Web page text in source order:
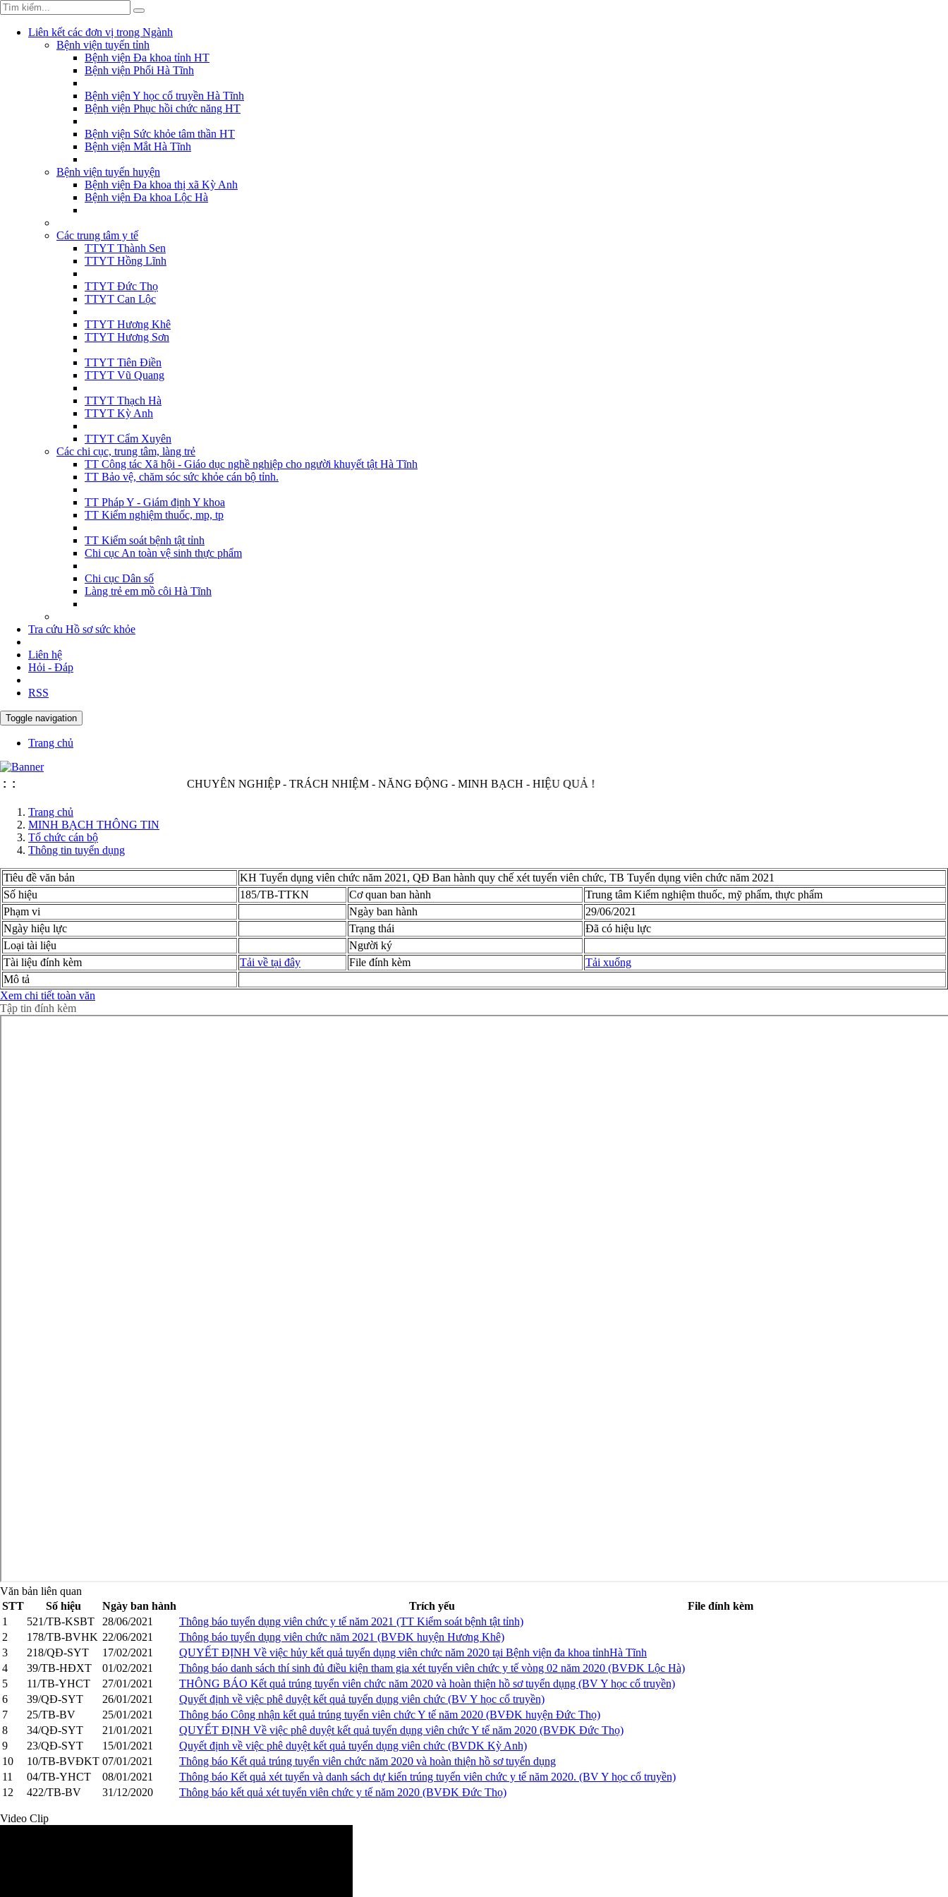
Liên kết các đơn vị trong Ngành
Bệnh viện tuyến tỉnh
Bệnh viện Đa khoa tỉnh HT
Bệnh viện Phổi Hà Tĩnh
Bệnh viện Y học cổ truyền Hà Tĩnh
Bệnh viện Phục hồi chức năng HT
Bệnh viện Sức khỏe tâm thần HT
Bệnh viện Mắt Hà Tĩnh
Bệnh viện tuyến huyện
Bệnh viện Đa khoa thị xã Kỳ Anh
Bệnh viện Đa khoa Lộc Hà
Các trung tâm y tế
TTYT Thành Sen
TTYT Hồng Lĩnh
TTYT Đức Thọ
TTYT Can Lộc
TTYT Hương Khê
TTYT Hương Sơn
TTYT Tiên Điền
TTYT Vũ Quang
TTYT Thạch Hà
TTYT Kỳ Anh
TTYT Cẩm Xuyên
Các chi cục, trung tâm, làng trẻ
TT Công tác Xã hội - Giáo dục nghề nghiệp cho người khuyết tật Hà Tĩnh
TT Bảo vệ, chăm sóc sức khỏe cán bộ tỉnh.
TT Pháp Y - Giám định Y khoa
TT Kiểm nghiệm thuốc, mp, tp
TT Kiểm soát bệnh tật tỉnh
Chi cục An toàn vệ sinh thực phẩm
Chi cục Dân số
Làng trẻ em mồ côi Hà Tĩnh
Tra cứu Hồ sơ sức khỏe
Liên hệ
Hỏi - Đáp
RSS
Toggle navigation
Trang chủ
: : CHUYÊN NGHIỆP - TRÁCH NHIỆM - NĂNG ĐỘNG - MINH BẠCH - HIỆU QUẢ !
Trang chủ
MINH BẠCH THÔNG TIN
Tổ chức cán bộ
Thông tin tuyển dụng
Tiêu đề văn bản
KH Tuyển dụng viên chức năm 2021, QĐ Ban hành quy chế xét tuyển viên chức, TB Tuyển dụng viên chức năm 2021
Số hiệu
185/TB-TTKN Cơ quan ban hành
Trung tâm Kiểm nghiệm thuốc, mỹ phẩm, thực phẩm
Phạm vi
Ngày ban hành
29/06/2021
Ngày hiệu lực
Trạng thái
Đã có hiệu lực
Loại tài liệu
Người ký
Tài liệu đính kèm
Tải về tại đây File đính kèm
Tải xuống
Mô tả
Xem chi tiết toàn văn
Tập tin đính kèm
Văn bản liên quan
STT
Số hiệu Ngày ban hành Trích yếu
File đính kèm
1
521/TB-KSBT 28/06/2021
Thông báo tuyển dụng viên chức y tế năm 2021 (TT Kiểm soát bệnh tật tỉnh)
2
178/TB-BVHK 22/06/2021
Thông báo tuyển dụng viên chức năm 2021 (BVĐK huyện Hương Khê)
3
218/QĐ-SYT 17/02/2021
QUYẾT ĐỊNH Về việc hủy kết quả tuyển dụng viên chức năm 2020 tại Bệnh viện đa khoa tỉnhHà Tĩnh
4
39/TB-HĐXT 01/02/2021
Thông báo danh sách thí sinh đủ điều kiện tham gia xét tuyển viên chức y tế vòng 02 năm 2020 (BVĐK Lộc Hà)
5
11/TB-YHCT 27/01/2021
THÔNG BÁO Kết quả trúng tuyển viên chức năm 2020 và hoàn thiện hồ sơ tuyển dụng (BV Y học cổ truyền)
6
39/QĐ-SYT 26/01/2021
Quyết định về việc phê duyệt kết quả tuyển dụng viên chức (BV Y học cổ truyền)
7
25/TB-BV 25/01/2021
Thông báo Công nhận kết quả trúng tuyển viên chức Y tế năm 2020 (BVĐK huyện Đức Thọ)
8
34/QĐ-SYT 21/01/2021
QUYẾT ĐỊNH Về việc phê duyệt kết quả tuyển dụng viên chức Y tế năm 2020 (BVĐK Đức Thọ)
9
23/QĐ-SYT 15/01/2021
Quyết định về việc phê duyệt kết quả tuyển dụng viên chức (BVDK Kỳ Anh)
10
10/TB-BVĐKT 07/01/2021
Thông báo Kết quả trúng tuyển viên chức năm 2020 và hoàn thiện hồ sơ tuyển dụng
11
04/TB-YHCT 08/01/2021
Thông báo Kết quả xét tuyển và danh sách dự kiến trúng tuyển viên chức y tế năm 2020. (BV Y học cổ truyền)
12
422/TB-BV 31/12/2020 Thông báo kết quả xét tuyển viên chức y tế năm 2020 (BVĐK Đức Thọ)
Video Clip